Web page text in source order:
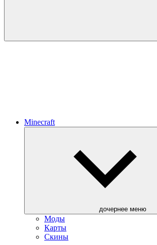
Minecraft
дочернее меню
Моды
Карты
Скины